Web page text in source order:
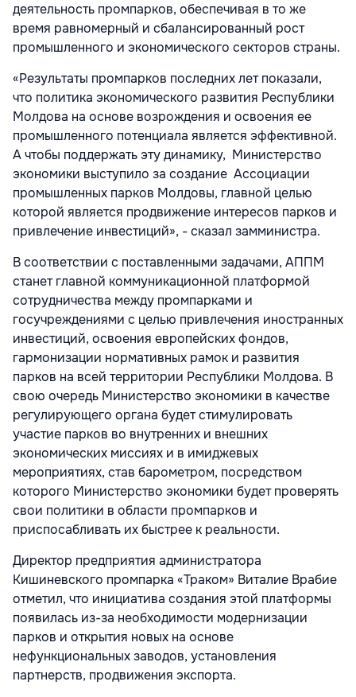
деятельность промпарков, обеспечивая в то же
время равномерный и сбалансированный рост
промышленного и экономического секторов страны.
«Результаты промпарков последних лет показали,
что политика экономического развития Республики
Молдова на основе возрождения и освоения ее
промышленного потенциала является эффективной.
А чтобы поддержать эту динамику, Министерство
экономики выступило за создание Ассоциации
промышленных парков Молдовы, главной целью
которой является продвижение интересов парков и
привлечение инвестиций», - сказал замминистра.
В соответствии с поставленными задачами, АППМ
станет главной коммуникационной платформой
сотрудничества между промпарками и
госучреждениями с целью привлечения иностранных
инвестиций, освоения европейских фондов,
гармонизации нормативных рамок и развития
парков на всей территории Республики Молдова. В
свою очередь Министерство экономики в качестве
регулирующего органа будет стимулировать
участие парков во внутренних и внешних
экономических миссиях и в имиджевых
мероприятиях, став барометром, посредством
которого Министерство экономики будет проверять
свои политики в области промпарков и
приспосабливать их быстрее к реальности.
Директор предприятия администратора
Кишиневского промпарка «Траком» Виталие Врабие
отметил, что инициатива создания этой платформы
появилась из-за необходимости модернизации
парков и открытия новых на основе
нефункциональных заводов, установления
партнерств, продвижения экспорта.